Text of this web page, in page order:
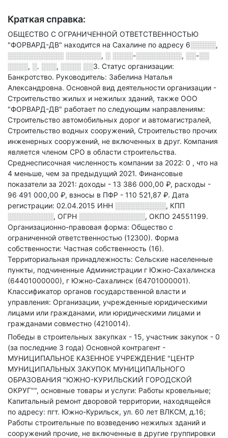
Краткая справка:
ОБЩЕСТВО С ОГРАНИЧЕННОЙ ОТВЕТСТВЕННОСТЬЮ
"ФОРВАРД-ДВ" находится на Сахалине по адресу 6░░░░░,
░░░░░░░░░░░ ░░░░░░░, ░ ░░░░-░░░░░░░░░, ░░-░░
░░░░, ░. ░░░, ░░░░ ░░3. Статус организации:
Банкротство. Руководитель: Забелина Наталья
Александровна. Основной вид деятельности организации -
Строительство жилых и нежилых зданий, также ООО
"ФОРВАРД-ДВ" работает по следующим направлениям:
Строительство автомобильных дорог и автомагистралей,
Строительство водных сооружений, Строительство прочих
инженерных сооружений, не включенных в друг. Компания
является членом СРО в области строительства.
Среднесписочная численность компании за 2022: 0 , что на
4 меньше, чем за предыдущий 2021. Финансовые
показатели за 2021: доходы - 13 386 000,00 ₽, расходы -
96 491 000,00 ₽, взносы в ПФР - 110 521,87 ₽. Дата
регистрации: 02.04.2015 ИНН ░░░░░░░░░░, КПП
░░░░░░░░░, ОГРН ░░░░░░░░░░░░░, ОКПО 24551199.
Организационно-правовая форма: Общество с
ограниченной ответственностью (12300). Форма
собственности: Частная собственность (16).
Территориальная принадлежность: Сельские населенные
пункты, подчиненные Администрации г Южно-Сахалинска
(64401000000), г Южно-Сахалинск (64701000001).
Классификатор органов государственной власти и
управления: Организации, учрежденные юридическими
лицами или гражданами, или юридическими лицами и
гражданами совместно (4210014).
Победы в строительных закупках - 15, участник закупок - 0
(за последние 3 года) Основной контрагент -
МУНИЦИПАЛЬНОЕ КАЗЕННОЕ УЧРЕЖДЕНИЕ "ЦЕНТР
МУНИЦИПАЛЬНЫХ ЗАКУПОК МУНИЦИПАЛЬНОГО
ОБРАЗОВАНИЯ "ЮЖНО-КУРИЛЬСКИЙ ГОРОДСКОЙ
ОКРУГ"", основные товары и услуги: Работы кровельные;
Капитальный ремонт дворовой территории, находящейся
по адресу: пгт. Южно-Курильск, ул. 60 лет ВЛКСМ, д.16;
Работы строительные по возведению нежилых зданий и
сооружений прочие, не включенные в другие группировки